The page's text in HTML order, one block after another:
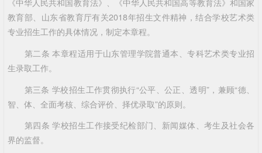
教育部、山东省教育厅有关2018年招生文件精神，结合学校艺术类
专业招生工作的具体情况，制定本章程。
第二条 本章程适用于山东管理学院普通本、专科艺术类专业招
生录取工作。
第三条 学校招生工作贯彻执行“公平、公正、透明”，兼顾“德、
智、体、全面考核、综合评价、择优录取”的原则。
第四条 学校招生工作接受纪检部门、新闻媒体、考生及社会各
界的监督。